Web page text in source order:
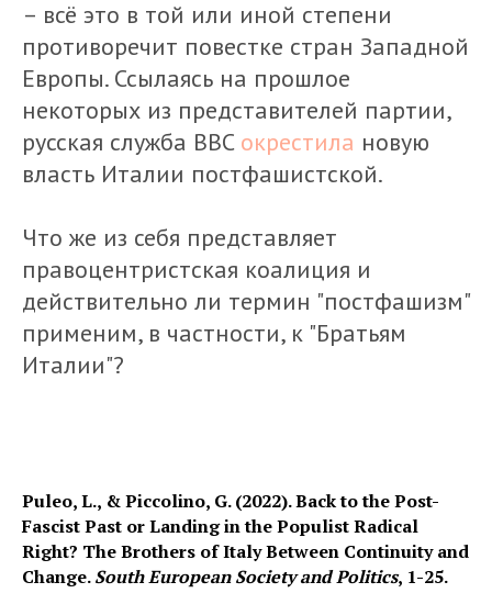
– всё это в той или иной степени
противоречит повестке стран Западной
Европы. Ссылаясь на прошлое
некоторых из представителей партии,
русская служба BBC окрестила новую
власть Италии постфашистской.
Что же из себя представляет
правоцентристская коалиция и
действительно ли термин "постфашизм"
применим, в частности, к "Братьям
Италии"?
Puleo, L., & Piccolino, G. (2022). Back to the Post-
Fascist Past or Landing in the Populist Radical
Right? The Brothers of Italy Between Continuity and
Change.South European Society and Politics, 1-25.